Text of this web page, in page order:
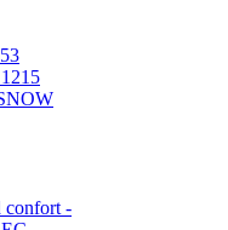
confort -